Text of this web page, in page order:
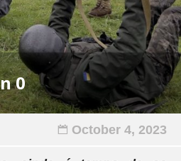
0
October 4, 2023